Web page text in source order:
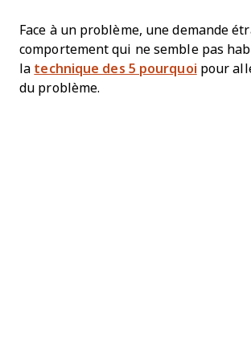
Face à un problème, une demande
comportement qui ne semble pas
la technique des 5 pourquoi pour
du problème.